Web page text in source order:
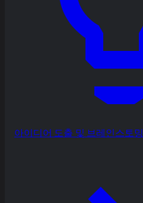
아이디어 도출 및 브레인스토밍